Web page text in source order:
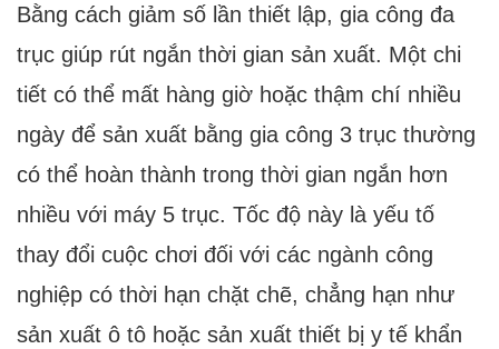
Bằng cách giảm số lần thiết lập, gia công đa
trục giúp rút ngắn thời gian sản xuất. Một chi
tiết có thể mất hàng giờ hoặc thậm chí nhiều
ngày để sản xuất bằng gia công 3 trục thường
có thể hoàn thành trong thời gian ngắn hơn
nhiều với máy 5 trục. Tốc độ này là yếu tố
thay đổi cuộc chơi đối với các ngành công
nghiệp có thời hạn chặt chẽ, chẳng hạn như
sản xuất ô tô hoặc sản xuất thiết bị y tế khẩn